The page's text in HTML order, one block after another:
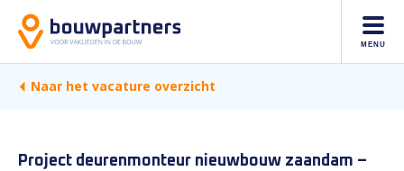
MENU
Naar het vacature overzicht
Project deurenmonteur nieuwbouw zaandam –